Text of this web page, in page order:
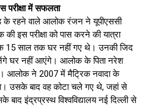
में सफलता
के रहने वाले आलोक रंजन ने यूपीएससी
इस परीक्षा को पास करने की यात्रा
15 साल तक घर नहीं गए थे। उनकी जिद
घर नहीं आएंगे। आलोक के पिता नरेश
आलोक ने 2007 में मैट्रिक नवादा के
उसके बाद वह कोटा चले गए थे, जहां से
बाद इंद्रप्रस्थ विश्वविद्यालय नई दिल्ली से